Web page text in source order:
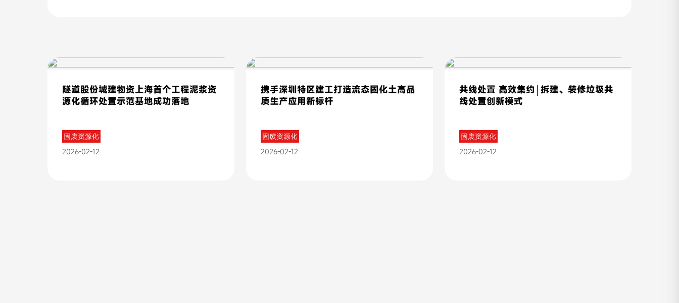
隧道股份城建物资上海首个工程泥浆资
源化循环处置示范基地成功落地
固废资源化
2026-02-12
携手深圳特区建工打造流态固化土高品
质生产应用新标杆
固废资源化
2026-02-12
共线处置 高效集约│拆建、装修垃圾共
线处置创新模式
固废资源化
2026-02-12